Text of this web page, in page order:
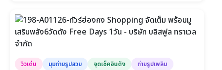
1,999
วันที่ 10-10
1,999
วันที่ 11-11
2,199
วันที่ 12-12
วิวเด่น มุมถ่ายรูปสวย จุดเช็คอินดัง ถ่ายรูปเพลิน